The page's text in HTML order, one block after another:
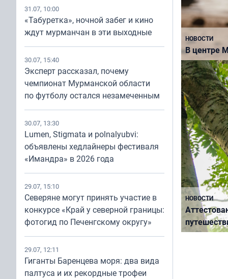
31.07, 10:00
«Табуретка», ночной забег и кино
ждут мурманчан в эти выходные
30.07, 15:40
Эксперт рассказал, почему
чемпионат Мурманской области
по футболу остался незамеченным
30.07, 13:30
Lumen, Stigmata и polnalyubvi:
объявлены хедлайнеры фестиваля
«Имандра» в 2026 года
29.07, 15:10
Северяне могут принять участие в
конкурсе «Край у северной границы:
фотогид по Печенгскому округу»
29.07, 12:11
Гиганты Баренцева моря: два вида
палтуса и их рекордные трофеи
Для
конкурс
«Память
НОВОСТИ
В центре
НОВОСТИ
Сезон
области
НОВОСТИ